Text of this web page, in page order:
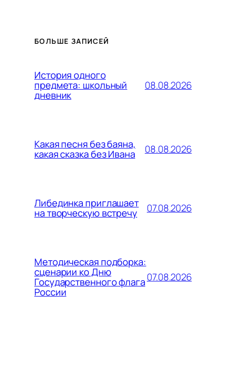
БОЛЬШЕ ЗАПИСЕЙ
История одного
предмета: школьный
дневник
08.08.2026
Какая песня без баяна,
какая сказка без Ивана 08.08.2026
Либединка приглашает
на творческую встречу 07.08.2026
Методическая подборка:
сценарии ко Дню
Государственного флага
России
07.08.2026